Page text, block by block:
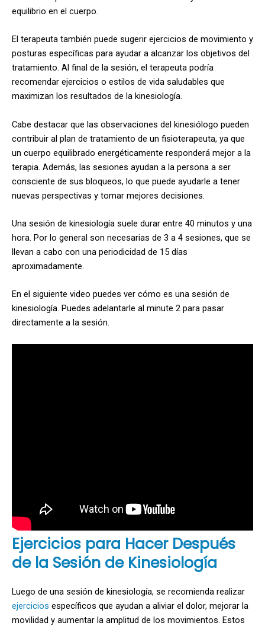
equilibrio en el cuerpo.
El terapeuta también puede sugerir ejercicios de movimiento y
posturas específicas para ayudar a alcanzar los objetivos del
tratamiento. Al final de la sesión, el terapeuta podría
recomendar ejercicios o estilos de vida saludables que
maximizan los resultados de la kinesiología.
Cabe destacar que las observaciones del kinesiólogo pueden
contribuir al plan de tratamiento de un fisioterapeuta, ya que
un cuerpo equilibrado energéticamente responderá mejor a la
terapia. Además, las sesiones ayudan a la persona a ser
consciente de sus bloqueos, lo que puede ayudarle a tener
nuevas perspectivas y tomar mejores decisiones.
Una sesión de kinesiología suele durar entre 40 minutos y una
hora. Por lo general son necesarias de 3 a 4 sesiones, que se
llevan a cabo con una periodicidad de 15 días
aproximadamente.
En el siguiente video puedes ver cómo es una sesión de
kinesiología. Puedes adelantarle al minute 2 para pasar
directamente a la sesión.
Ejercicios para Hacer Después
de la Sesión de Kinesiología
Luego de una sesión de kinesiología, se recomienda realizar
ejercicios específicos que ayudan a aliviar el dolor, mejorar la
movilidad y aumentar la amplitud de los movimientos. Estos